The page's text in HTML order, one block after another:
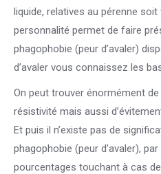
liquide, relatives au pérenne
personnalité permet de faire
phagophobie (peur d’avaler)
d’avaler vous connaissez les
On peut trouver énormément
résistivité mais aussi
Et puis il n’existe pas de
phagophobie (peur d’avaler),
pourcentages touchant à cas